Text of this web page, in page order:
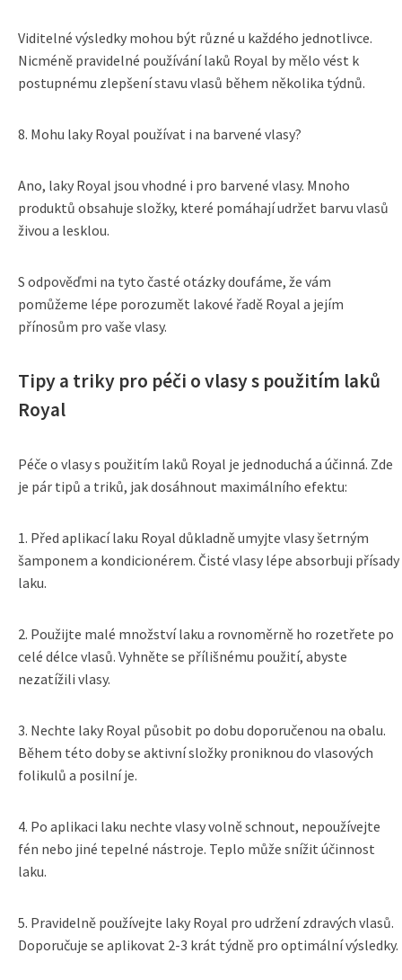
Viditelné výsledky mohou být různé u každého jednotlivce.
Nicméně pravidelné používání laků Royal by mělo vést k
postupnému zlepšení stavu vlasů během několika týdnů.
8. Mohu laky Royal používat i na barvené vlasy?
Ano, laky Royal jsou vhodné i pro barvené vlasy. Mnoho
produktů obsahuje složky, které pomáhají udržet barvu vlasů
živou a lesklou.
S odpověďmi na tyto časté otázky doufáme, že vám
pomůžeme lépe porozumět lakové řadě Royal a jejím
přínosům pro vaše vlasy.
Tipy a triky pro péči o vlasy s použitím laků
Royal
Péče o vlasy s použitím laků Royal je jednoduchá a účinná. Zde
je pár tipů a triků, jak dosáhnout maximálního efektu:
1. Před aplikací laku Royal důkladně umyjte vlasy šetrným
šamponem a kondicionérem. Čisté vlasy lépe absorbuji přísady
laku.
2. Použijte malé množství laku a rovnoměrně ho rozetřete po
celé délce vlasů. Vyhněte se přílišnému použití, abyste
nezatížili vlasy.
3. Nechte laky Royal působit po dobu doporučenou na obalu.
Během této doby se aktivní složky proniknou do vlasových
folikulů a posilní je.
4. Po aplikaci laku nechte vlasy volně schnout, nepoužívejte
fén nebo jiné tepelné nástroje. Teplo může snížit účinnost
laku.
5. Pravidelně používejte laky Royal pro udržení zdravých vlasů.
Doporučuje se aplikovat 2-3 krát týdně pro optimální výsledky.